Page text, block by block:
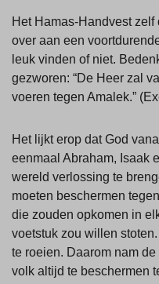
Het Hamas-Handvest
over aan een
leuk vinden of niet.
gezworen: “De Heer zal
voeren tegen Amalek.”
Het lijkt erop dat God
eenmaal Abraham, Isaak
wereld verlossing te
moeten beschermen
die zouden opkomen in
voetstuk zou willen
te roeien. Daarom nam
volk altijd te beschermen